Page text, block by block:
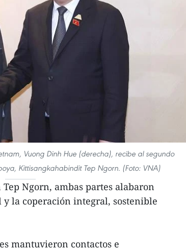
Vuong Dinh Hue (derecha), recibe al segundo
Kittisangkahabindit Tep Ngorn. (Foto: VNA)
Ngorn, ambas partes alabaron
la coperación integral, sostenible
mantuvieron contactos e